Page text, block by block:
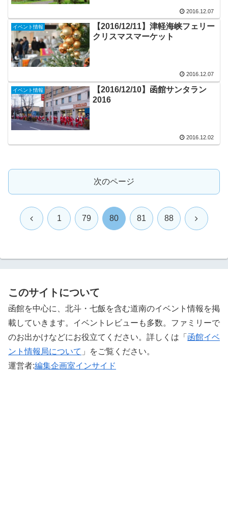
2016.12.07
イベント情報
【2016/12/11】津軽海峡フェリー
クリスマスマーケット
2016.12.07
イベント情報
【2016/12/10】函館サンタラン
2016
2016.12.02
次のページ
前 1 79 80 81 88 次
このサイトについて
函館を中心に、北斗・七飯を含む道南のイベント情報を掲
載していきます。イベントレビューも多数。ファミリーで
のお出かけなどにお役立てください。詳しくは「 函館イベ
ント情報局について 」をご覧ください。 ‎
運営者:編集企画室インサイド